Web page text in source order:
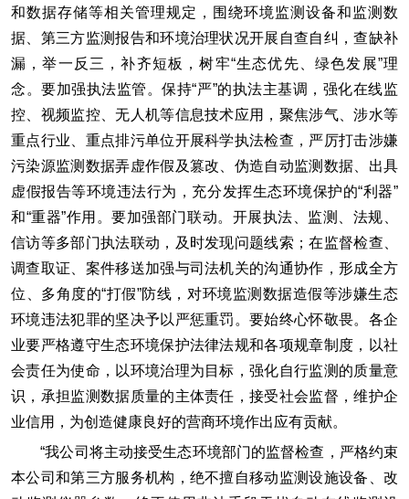
和数据存储等相关管理规定，围绕环境监测设备和监测数
据、第三方监测报告和环境治理状况开展自查自纠，查缺补
漏，举一反三，补齐短板，树牢“生态优先、绿色发展”理
念。要加强执法监管。保持“严”的执法主基调，强化在线监
控、视频监控、无人机等信息技术应用，聚焦涉气、涉水等
重点行业、重点排污单位开展科学执法检查，严厉打击涉嫌
污染源监测数据弄虚作假及篡改、伪造自动监测数据、出具
虚假报告等环境违法行为，充分发挥生态环境保护的“利器”
和“重器”作用。要加强部门联动。开展执法、监测、法规、
信访等多部门执法联动，及时发现问题线索；在监督检查、
调查取证、案件移送加强与司法机关的沟通协作，形成全方
位、多角度的“打假”防线，对环境监测数据造假等涉嫌生态
环境违法犯罪的坚决予以严惩重罚。要始终心怀敬畏。各企
业要严格遵守生态环境保护法律法规和各项规章制度，以社
会责任为使命，以环境治理为目标，强化自行监测的质量意
识，承担监测数据质量的主体责任，接受社会监督，维护企
业信用，为创造健康良好的营商环境作出应有贡献。
“我公司将主动接受生态环境部门的监督检查，严格约束
本公司和第三方服务机构，绝不擅自移动监测设施设备、改